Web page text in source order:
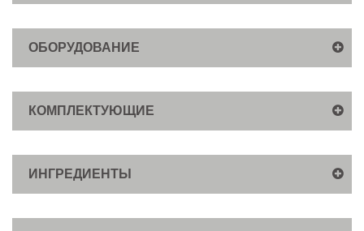
ОБОРУДОВАНИЕ
КОМПЛЕКТУЮЩИЕ
ИНГРЕДИЕНТЫ